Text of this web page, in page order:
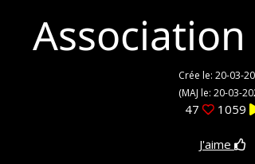
Crée le: 20-03-
(MAJ le: 20-03-
47 1059
J'aime